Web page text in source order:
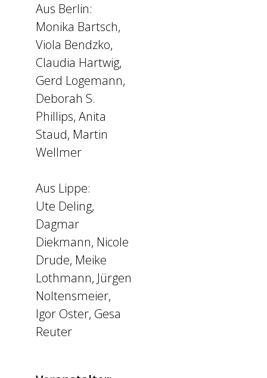
Aus Berlin:
Monika Bartsch,
Viola Bendzko,
Claudia Hartwig,
Gerd Logemann,
Deborah S.
Phillips, Anita
Staud, Martin
Wellmer
Aus Lippe:
Ute Deling,
Dagmar
Diekmann, Nicole
Drude, Meike
Lothmann, Jürgen
Noltensmeier,
Igor Oster, Gesa
Reuter